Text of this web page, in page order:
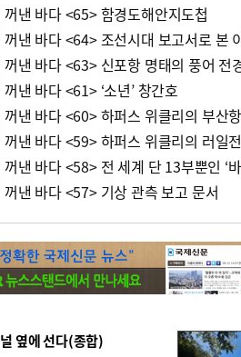
낸 바다 <65> 함경도해안지도첩
낸 바다 <64> 조선시대 보고서로 본
낸 바다 <63> 신포항 명태의 풍어 전
낸 바다 <61> ‘소년’ 창간호
낸 바다 <60> 하퍼스 위클리의 부산
낸 바다 <59> 하퍼스 위클리의 러일
낸 바다 <58> 전 세계 단 13부뿐인 ‘
낸 바다 <57> 기상 관측 보고 문서
옆에 선다(종합)